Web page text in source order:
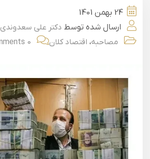
24 بهمن 1401
ارسال شده توسط دکتر علی سعدوندی
مصاحبه، اقتصاد کلان 0 Comments